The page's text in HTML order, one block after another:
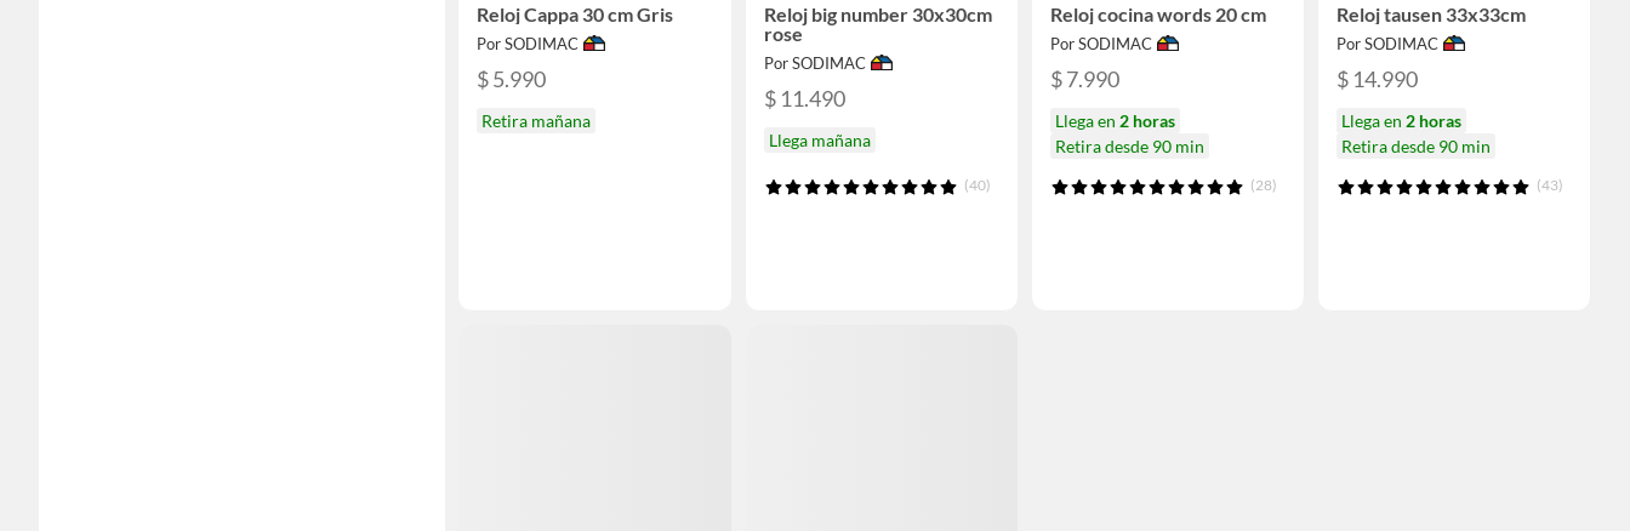
Reloj Cappa 30 cm Gris
Por SODIMAC
$ 5.990
Retira mañana
Reloj big number 30x30cm
rose
Por SODIMAC
$ 11.490
Llega mañana
(40)
Reloj cocina words 20 cm
Por SODIMAC
$ 7.990
Llega en 2 horas
Retira desde 90 min
(28)
Reloj tausen 33x33cm
Por SODIMAC
$ 14.990
Llega en 2 horas
Retira desde 90 min
(43)